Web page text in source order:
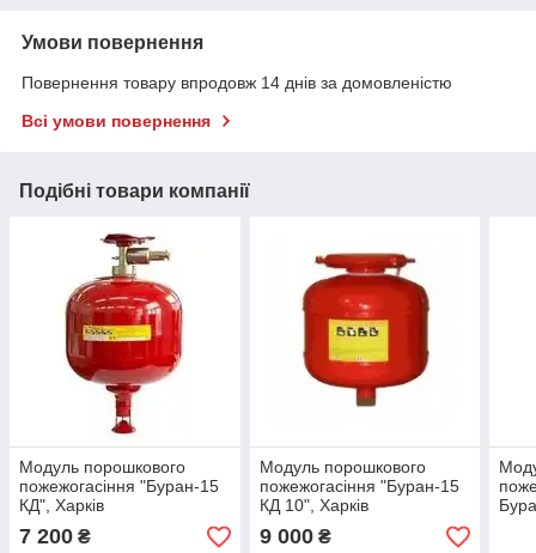
Умови повернення
Повернення товару впродовж 14 днів за домовленістю
Всі умови повернення
Подібні товари компанії
Модуль порошкового
пожежогасіння "Буран-15
КД", Харків
7 200 ₴
Модуль порошкового
пожежогасіння "Буран-15
КД 10", Харків
9 000₴